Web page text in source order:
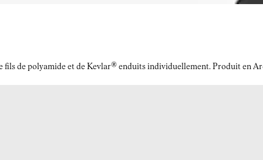
de polyamide et de Kevlar® enduits individuellement. Produit en